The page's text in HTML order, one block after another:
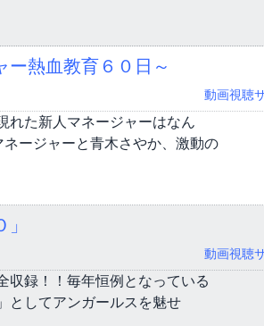
ー熱血教育６０日～
動画視聴
れた新人マネージャーはなん
ージャーと青木さやか、激動の
動画視聴
録！！毎年恒例となっている
としてアンガールスを魅せ